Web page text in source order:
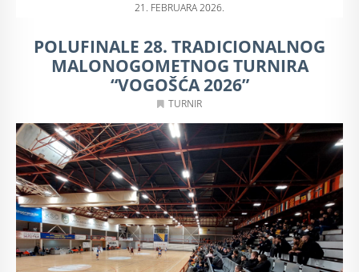
21. FEBRUARA 2026.
POLUFINALE 28. TRADICIONALNOG
MALONOGOMETNOG TURNIRA
“VOGOŠĆA 2026”
TURNIR